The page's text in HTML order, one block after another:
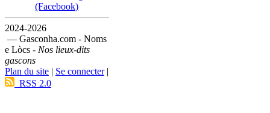
(Facebook)
2024-2026
— Gasconha.com - Noms
e Lòcs - Nos lieux-dits
gascons
Plan du site | Se connecter|
RSS 2.0